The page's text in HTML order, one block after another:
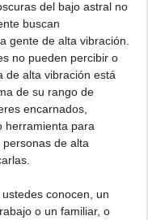
del bajo astral no
buscan
gente de alta vibración.
no pueden percibir o
de alta vibración está
de su rango de
encarnados,
herramienta para
de alta
conocen, un
o un familiar, o